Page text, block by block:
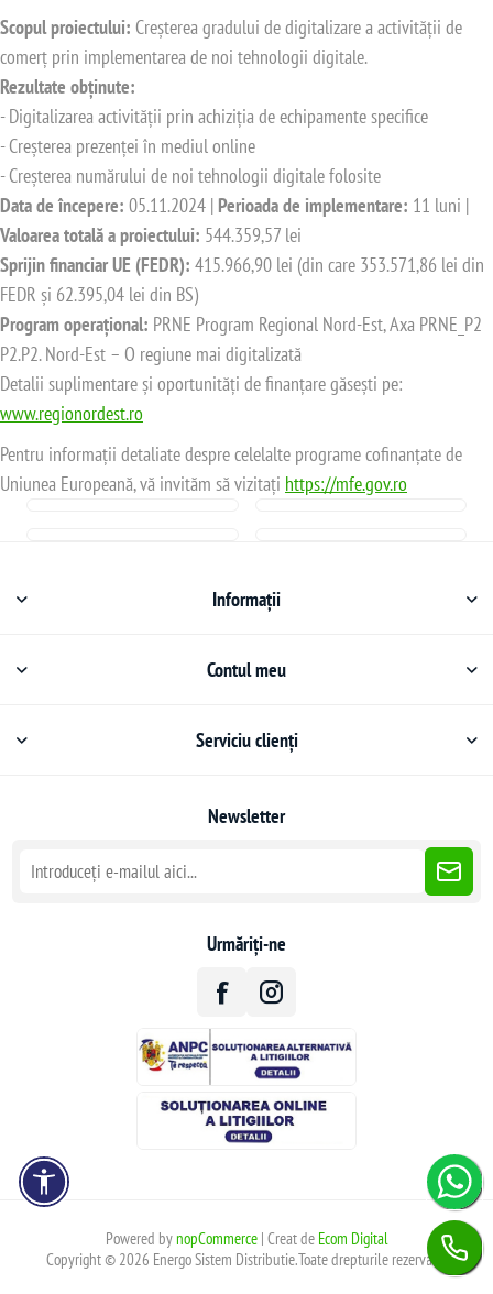
Scopul proiectului: Creșterea gradului de digitalizare a activității de
comerț prin implementarea de noi tehnologii digitale.
Rezultate obținute:
- Digitalizarea activității prin achiziția de echipamente specifice
- Creșterea prezenței în mediul online
- Creșterea numărului de noi tehnologii digitale folosite
Data de începere: 05.11.2024 | Perioada de implementare: 11 luni |
Valoarea totală a proiectului: 544.359,57 lei
Sprijin financiar UE (FEDR): 415.966,90 lei (din care 353.571,86 lei din
FEDR și 62.395,04 lei din BS)
Program operațional: PRNE Program Regional Nord-Est, Axa PRNE_P2
P2.P2. Nord-Est – O regiune mai digitalizată
Detalii suplimentare și oportunități de finanțare găsești pe:
www.regionordest.ro
Pentru informații detaliate despre celelalte programe cofinanțate de
Uniunea Europeană, vă invităm să vizitați https://mfe.gov.ro
Informații
Contul meu
Serviciu clienți
Newsletter
Urmăriți-ne
Powered bynopCommerce| Creat de Ecom Digital
Copyright © 2026 Energo Sistem Distributie.Toate drepturile rezervate.